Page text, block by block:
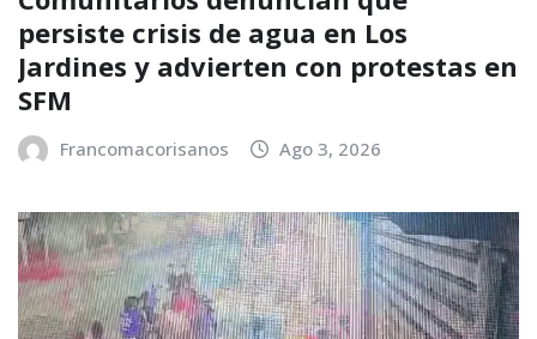
persiste crisis de agua en Los
Jardines y advierten con protestas en
SFM
Francomacorisanos Ago 3, 2026